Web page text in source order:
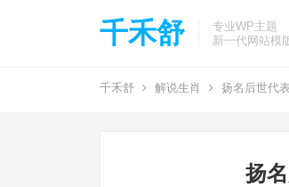
千禾舒
专业WP主题
新一代网站模
千禾舒 解说生肖 扬名后世代
扬